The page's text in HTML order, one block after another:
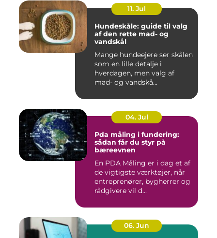
11. Jul
Hundeskåle: guide til valg
af den rette mad- og
vandskål
Mange hundeejere ser skålen
som en lille detalje i
hverdagen, men valg af
mad- og vandskå...
04. Jul
Pda måling i fundering:
sådan får du styr på
bæreevnen
En PDA Måling er i dag et af
de vigtigste værktøjer, når
entreprenører, bygherrer og
rådgivere vil d...
06. Jun